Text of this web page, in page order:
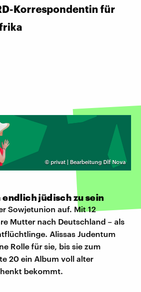
Korrespondentin für
© privat | Bearbeitung Dlf Nova
jüdisch zu sein
Sowjetunion auf. Mit 12
Mutter nach Deutschland – als
Alissas Judentum
Rolle für sie, bis sie zum
20 ein Album voll alter
bekommt.